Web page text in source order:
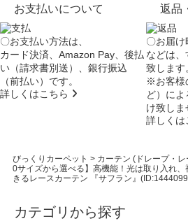
お支払いについて
〇お支払い方法は、
カード決済、Amazon Pay、後払
い（請求書別送）、銀行振込
（前払い）です。
詳しくはこちら
返品
〇お届
などは、
致します
※お客様
ど）に
け致しま
詳しくは
びっくりカーペット > カーテン (ドレープ・レ
0サイズから選べる】高機能！光は取り入れ
きるレースカーテン 『サフラン』
カテゴリから探す